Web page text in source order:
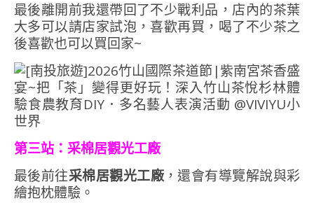
最後離開前我還帶回了不少戰利品，店內的茶葉
大多可以請店家試泡，喜歡再買，喝了不少茶之
後喜歡也可以買回家~
第三站：采棉居觀光工廠
最後前往采棉居觀光工廠，還會有導覽解說與彩
繪抱枕體驗。